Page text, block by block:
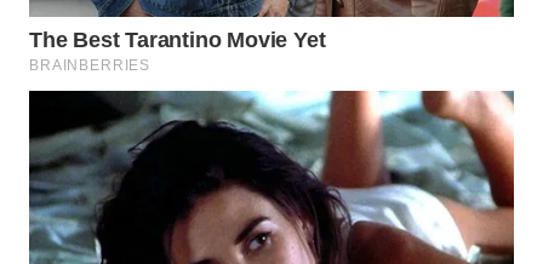
LAWAS
WN
SUMEDANG
WN
CIANJUR
WN